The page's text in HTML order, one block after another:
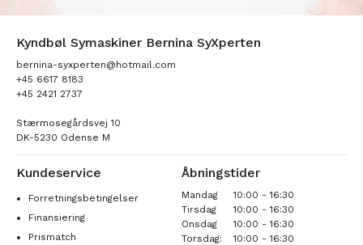
Kyndbøl Symaskiner Bernina SyXperten
bernina-syxperten@hotmail.com
+45 6617 8183
+45 2421 2737
Stærmosegårdsvej 10
DK-5230 Odense M
Kundeservice
Forretningsbetingelser
Finansiering
Prismatch
Åbningstider
Mandag
10:00 - 16:30
Tirsdag
10:00 - 16:30
Onsdag
10:00 - 16:30
Torsdag:
10:00 - 16:30